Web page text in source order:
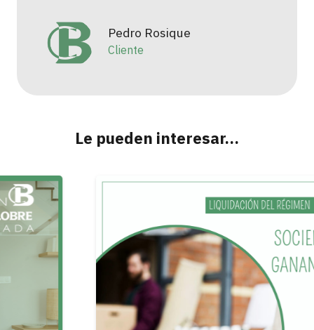
Pedro Rosique
Cliente
Le pueden interesar…